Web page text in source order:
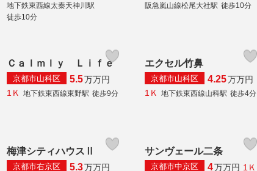
地下鉄東西線太秦天神川駅
徒歩10分
阪急嵐山線松尾大社駅 徒歩10分
Ｃａｌｍｌｙ Ｌｉｆｅ
京都市山科区 5.5万万円
1Ｋ 地下鉄東西線東野駅 徒歩9分
エクセル竹鼻
京都市山科区 4.25万万円
1Ｋ 地下鉄東西線山科駅 徒歩4分
梅津シティハウスⅡ
京都市右京区 5.3万万円
サンヴェール二条
京都市中京区 4万万円 1Ｋ